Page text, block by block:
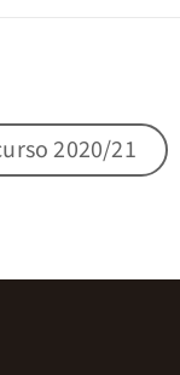
2020/21